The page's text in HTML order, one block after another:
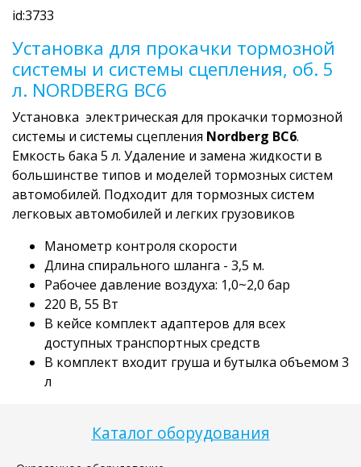
Каталог оборудования
id:3733
Установка для прокачки тормозной
системы и системы сцепления, об. 5
л. NORDBERG BC6
Установка электрическая для прокачки тормозной
системы и системы сцепления Nordberg BC6.
Емкость бака 5 л. Удаление и замена жидкости в
большинстве типов и моделей тормозных систем
автомобилей. Подходит для тормозных систем
легковых автомобилей и легких грузовиков
Манометр контроля скорости
Длина спирального шланга - 3,5 м.
Рабочее давление воздуха: 1,0~2,0 бар
220 В, 55 Вт
В кейсе комплект адаптеров для всех
доступных транспортных средств
В комплект входит груша и бутылка объемом 3
л